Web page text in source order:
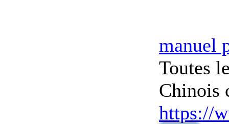
manuel
Toutes
Chinois
https://